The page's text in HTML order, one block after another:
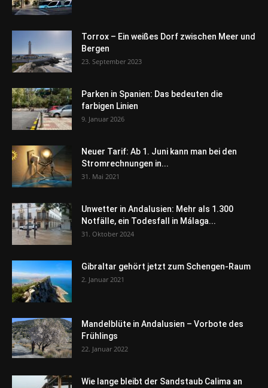
Torrox – Ein weißes Dorf zwischen Meer und
Bergen
23. September 2023
Parken in Spanien: Das bedeuten die
farbigen Linien
9. Januar 2026
Neuer Tarif: Ab 1. Juni kann man bei den
Stromrechnungen in...
31. Mai 2021
Unwetter in Andalusien: Mehr als 1.300
Notfälle, ein Todesfall in Málaga...
31. Oktober 2024
Gibraltar gehört jetzt zum Schengen-Raum
2. Januar 2021
Mandelblüte in Andalusien – Vorbote des
Frühlings
22. Januar 2022
Wie lange bleibt der Sandstaub Calima an